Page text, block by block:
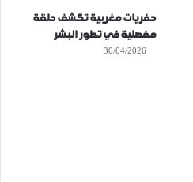
حفريات مغربية تكشف حلقة
مفصلية في تطور البشر
30/04/2026